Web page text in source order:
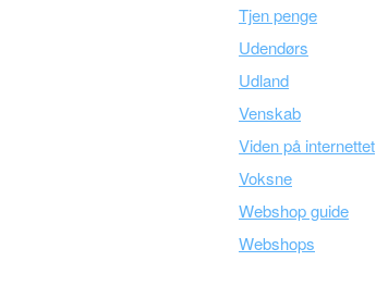
Tjen penge
Udendørs
Udland
Venskab
Viden på internettet
Voksne
Webshop guide
Webshops